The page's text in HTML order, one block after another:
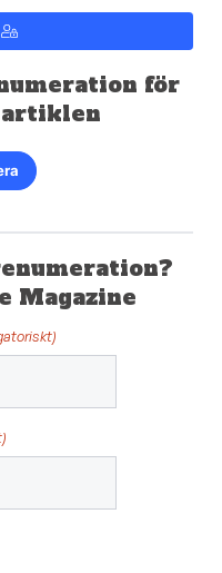
för
artiklen
Magazine